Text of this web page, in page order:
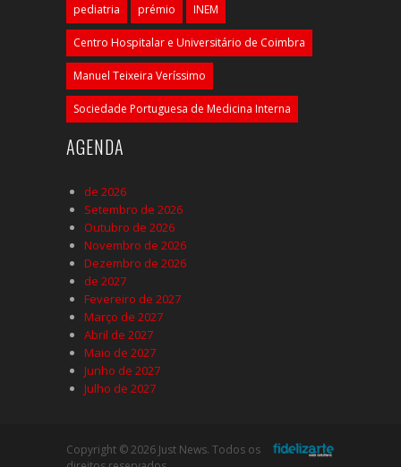
pediatria prémio INEM
Centro Hospitalar e Universitário de Coimbra
Manuel Teixeira Veríssimo
Sociedade Portuguesa de Medicina Interna
AGENDA
de 2026
Setembro de 2026
Outubro de 2026
Novembro de 2026
Dezembro de 2026
de 2027
Fevereiro de 2027
Março de 2027
Abril de 2027
Maio de 2027
Junho de 2027
Julho de 2027
Copyright © 2026 Just News. Todos os